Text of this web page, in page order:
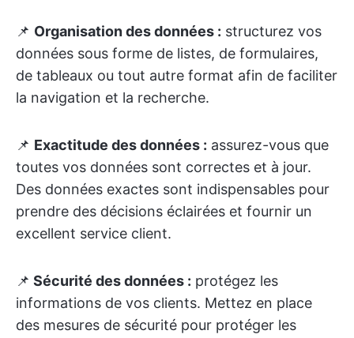
📌 Organisation des données : structurez vos
données sous forme de listes, de formulaires,
de tableaux ou tout autre format afin de faciliter
la navigation et la recherche.
📌 Exactitude des données : assurez-vous que
toutes vos données sont correctes et à jour.
Des données exactes sont indispensables pour
prendre des décisions éclairées et fournir un
excellent service client.
📌 Sécurité des données : protégez les
informations de vos clients. Mettez en place
des mesures de sécurité pour protéger les